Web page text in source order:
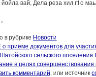
йойла вай, Дела реза хил г1о
в рубрике Новости
документов для
сельского
в целях
комментарий, или источник